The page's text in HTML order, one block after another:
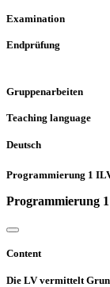
Examination
Endprüfung
Gruppenarbeiten
Teaching language
Deutsch
Programmierung 1
Programmierung
Content
Die LV vermittelt